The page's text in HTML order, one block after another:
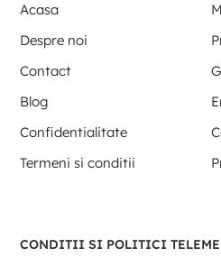
Acasa
Despre noi
Contact
Blog
Confidentialitate
Termeni si conditii
CONDITII SI POLITICI